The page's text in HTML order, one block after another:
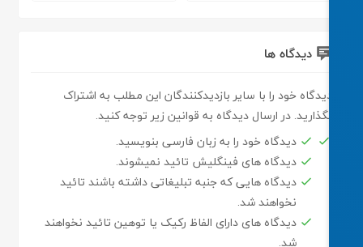
دیدگاه ها
خود را با سایر بازدیدکنندگان این مطلب به اشتراک
در ارسال دیدگاه به قوانین زیر توجه کنید.
دیدگاه خود را به زبان فارسی بنویسید.
دیدگاه های فینگلیش تائید نمیشوند.
دیدگاه هایی که جنبه تبلیغاتی داشته باشند تائید
نخواهند شد.
دیدگاه های دارای الفاظ رکیک یا توهین تائید نخواهند